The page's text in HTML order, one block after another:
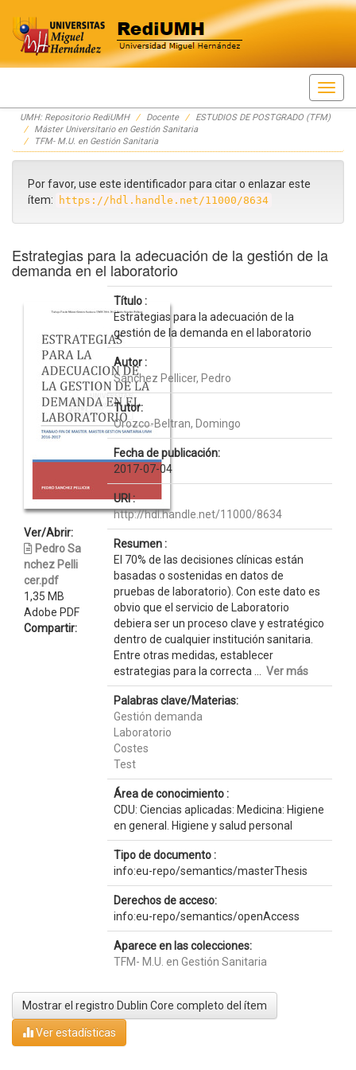
Skip
navigation
UMH: Repositorio RediUMH Docente
ESTUDIOS DE POSTGRADO (TFM)
Máster Universitario en Gestión Sanitaria
TFM- M.U. en Gestión Sanitaria
Por favor, use este identificador para citar o enlazar este
ítem:
https://hdl.handle.net/11000/8634
Estrategias para la adecuación de la gestión de la
demanda en el laboratorio
Ver/Abrir:
Pedro Sa
nchez Pelli
cer.pdf
1,35 MB
Adobe PDF
Compartir:
Título :
Estrategias para la adecuación de la
gestión de la demanda en el laboratorio
Autor :
Sánchez Pellicer, Pedro
Tutor:
Orozco-Beltran, Domingo
Fecha de publicación:
2017-07-04
URI :
http://hdl.handle.net/11000/8634
Resumen :
El 70% de las decisiones clínicas están
basadas o sostenidas en datos de
pruebas de laboratorio). Con este dato es
obvio que el servicio de Laboratorio
debiera ser un proceso clave y estratégico
dentro de cualquier institución sanitaria.
Entre otras medidas, establecer
estrategias para la correcta ... Ver más
Palabras clave/Materias:
Gestión demanda
Laboratorio
Costes
Test
Área de conocimiento :
CDU: Ciencias aplicadas: Medicina: Higiene
en general. Higiene y salud personal
Tipo de documento :
info:eu-repo/semantics/masterThesis
Derechos de acceso:
info:eu-repo/semantics/openAccess
Aparece en las colecciones:
TFM- M.U. en Gestión Sanitaria
Mostrar el registro Dublin Core completo del ítem
Ver estadísticas